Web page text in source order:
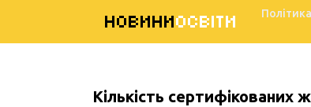
НОВИНИОСВІТИ Політика
Кількість сертифікованих